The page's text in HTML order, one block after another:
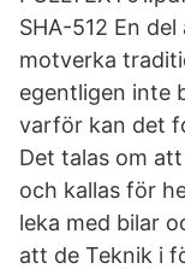
SHA-512 En
motverka
egentligen inte
varför kan det
Det talas om
och kallas för
leka med bilar
att de Teknik i